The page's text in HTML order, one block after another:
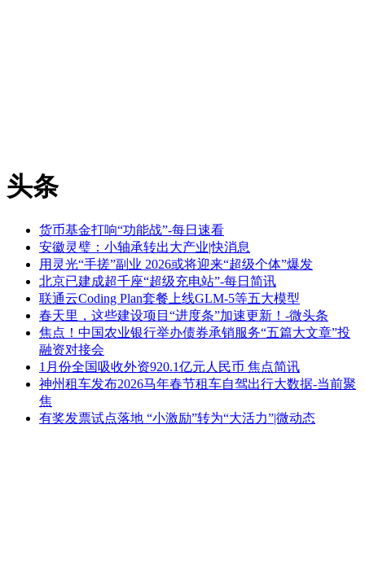
头条
货币基金打响“功能战”-每日速看
安徽灵璧：小轴承转出大产业|快消息
用灵光“手搓”副业 2026或将迎来“超级个体”爆发
北京已建成超千座“超级充电站”-每日简讯
联通云Coding Plan套餐上线GLM-5等五大模型
春天里，这些建设项目“进度条”加速更新！-微头条
焦点！中国农业银行举办债券承销服务“五篇大文章”投
融资对接会
1月份全国吸收外资920.1亿元人民币 焦点简讯
神州租车发布2026马年春节租车自驾出行大数据-当前聚
焦
有奖发票试点落地 “小激励”转为“大活力”|微动态